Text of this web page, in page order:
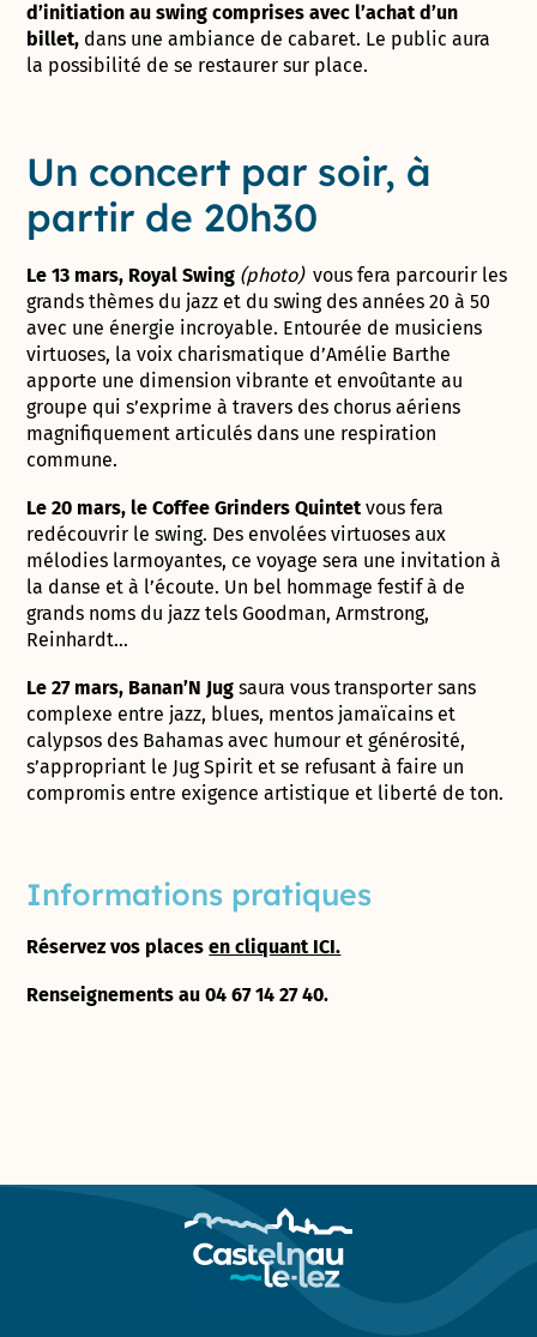
d’initiation au swing comprises avec l’achat d’un
billet, dans une ambiance de cabaret. Le public aura
la possibilité de se restaurer sur place.
Un concert par soir, à
partir de 20h30
Le 13 mars, Royal Swing (photo) vous fera parcourir les
grands thèmes du jazz et du swing des années 20 à 50
avec une énergie incroyable. Entourée de musiciens
virtuoses, la voix charismatique d’Amélie Barthe
apporte une dimension vibrante et envoûtante au
groupe qui s’exprime à travers des chorus aériens
magnifiquement articulés dans une respiration
commune.
Le 20 mars, le Coffee Grinders Quintet vous fera
redécouvrir le swing. Des envolées virtuoses aux
mélodies larmoyantes, ce voyage sera une invitation à
la danse et à l’écoute. Un bel hommage festif à de
grands noms du jazz tels Goodman, Armstrong,
Reinhardt…
Le 27 mars, Banan’N Jug saura vous transporter sans
complexe entre jazz, blues, mentos jamaïcains et
calypsos des Bahamas avec humour et générosité,
s’appropriant le Jug Spirit et se refusant à faire un
compromis entre exigence artistique et liberté de ton.
Informations pratiques
Réservez vos placesen cliquant ICI.
Renseignements au 04 67 14 27 40.